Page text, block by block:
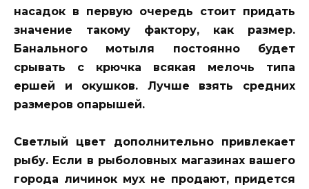
насадок в первую очередь стоит придать
значение такому фактору, как размер.
Банального мотыля постоянно будет
срывать с крючка всякая мелочь типа
ершей и окушков. Лучше взять средних
размеров опарышей.
Светлый цвет дополнительно привлекает
рыбу. Если в рыболовных магазинах вашего
города личинок мух не продают, придется